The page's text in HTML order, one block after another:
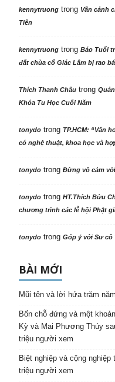
kennytruongtrong Vãn cảnh
Tiên
kennytruongtrong Báo Tuổi
đất chùa cổ Giác Lâm bị rao
Thích Thanh Châutrong
Khóa Tu Học Cuối Năm
tonydotrong TP.HCM: “Văn
có nghệ thuật, khoa học và
tonydotrong Đừng vô cảm
tonydotrong HT.Thích Bửu
chương trình các lễ hội Phật
tonydotrong Góp ý với Sư cô
BÀI MỚI
Mũi tên và lời hứa trăm năm
Bốn chỗ đứng và một
Kỳ và Mai Phương Thúy
triệu người xem
Biệt nghiệp và cộng
triệu người xem